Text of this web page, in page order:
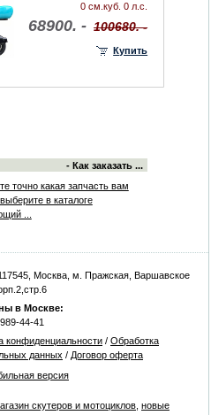
0 см.куб. 0 л.с.
68900. - 100680. -
Купить
- Как заказать ...
точно какая запчасть вам
в каталоге
...
Москва, м. Пражская, Варшавское
в Москве:
44-41
конфиденциальности / Обработка
данных / Договор оферта
версия
скутеров и мотоциклов новые